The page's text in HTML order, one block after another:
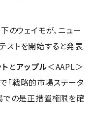
のウェイモが、ニュー
ストを開始すると発表
とアップル＜AAPL＞
「戦略的市場ステータ
での是正措置権限を確